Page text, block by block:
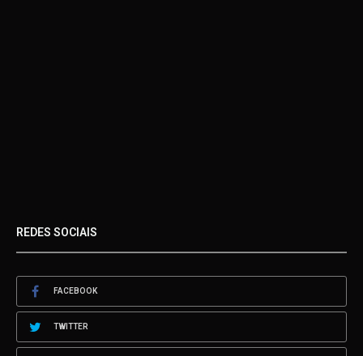
REDES SOCIAIS
FACEBOOK
TWITTER